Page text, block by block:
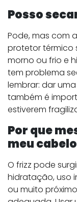
Posso
Pode, mas com
protetor térmico
morno ou frio e
tem problema
lembrar: dar
também é
estiverem
Por que
meu
O frizz pode
hidratação, uso
ou muito